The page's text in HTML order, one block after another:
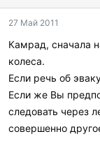
27 Май 2011
Камрад, сначала
колеса.
Если речь об
Если же Вы
следовать через
совершенно